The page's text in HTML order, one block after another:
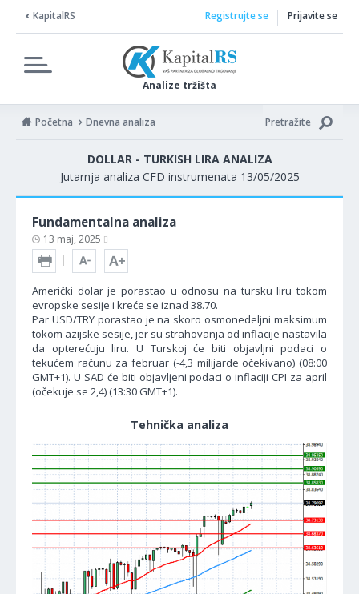
KapitalRS
Analize tržišta
Registrujte se Prijavite se
Početna Dnevna analiza Pretražite
DOLLAR - TURKISH LIRA ANALIZA
Jutarnja analiza CFD instrumenata 13/05/2025
Fundamentalna analiza
13 maj, 2025
Američki dolar je porastao u odnosu na tursku liru tokom
evropske sesije i kreće se iznad 38.70.
Par USD/TRY porastao je na skoro osmonedeljni maksimum
tokom azijske sesije, jer su strahovanja od inflacije nastavila
da opterećuju liru. U Turskoj će biti objavljni podaci o
tekućem računu za februar (-4,3 milijarde očekivano) (08:00
GMT+1). U SAD će biti objavljeni podaci o inflaciji CPI za april
(očekuje se 2,4) (13:30 GMT+1).
Tehnička analiza